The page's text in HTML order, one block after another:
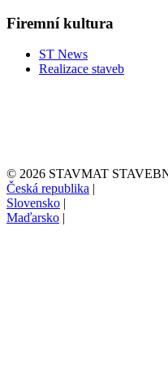
Firemní kultura
ST News
Realizace staveb
© 2026 STAVMAT
Česká republika |
Slovensko |
Maďarsko |